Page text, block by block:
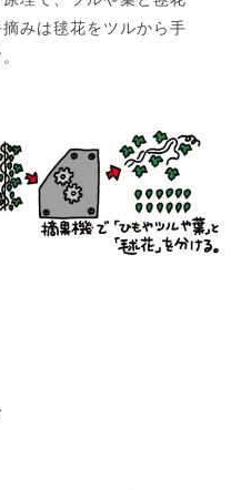
みは毬花をツルから手